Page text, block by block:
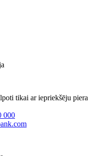
tikai ar iepriekšēju
000